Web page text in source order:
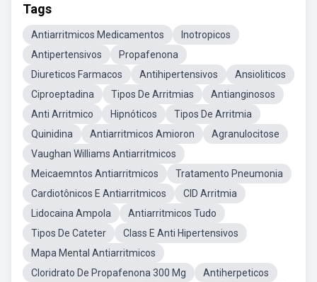
Tags
Antiarritmicos Medicamentos
Inotropicos
Antipertensivos
Propafenona
Diureticos Farmacos
Antihipertensivos
Ansioliticos
Ciproeptadina
Tipos De Arritmias
Antianginosos
Anti Arritmico
Hipnóticos
Tipos De Arritmia
Quinidina
Antiarritmicos Amioron
Agranulocitose
Vaughan Williams Antiarritmicos
Meicaemntos Antiarritmicos
Tratamento Pneumonia
Cardiotônicos E Antiarritmicos
CID Arritmia
Lidocaina Ampola
Antiarritmicos Tudo
Tipos De Cateter
Class E Anti Hipertensivos
Mapa Mental Antiarritmicos
Cloridrato De Propafenona 300 Mg
Antiherpeticos